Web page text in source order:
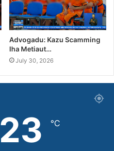
Advogadu: Kazu Scamming
Iha Metiaut…
July 30, 2026
23 ℃